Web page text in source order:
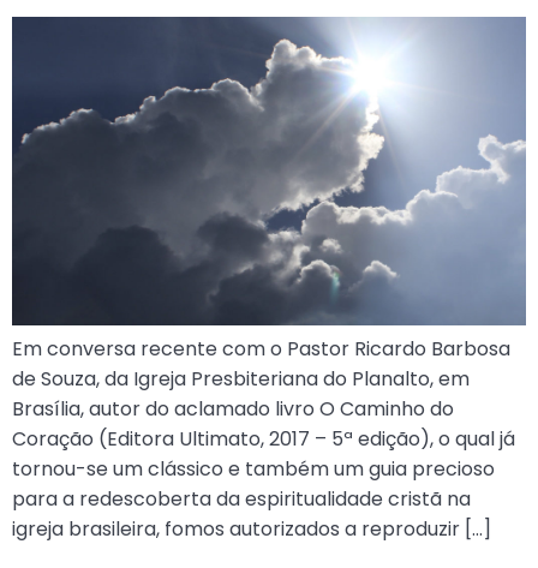
Em conversa recente com o Pastor Ricardo Barbosa
de Souza, da Igreja Presbiteriana do Planalto, em
Brasília, autor do aclamado livro O Caminho do
Coração (Editora Ultimato, 2017 – 5ª edição), o qual já
tornou-se um clássico e também um guia precioso
para a redescoberta da espiritualidade cristã na
igreja brasileira, fomos autorizados a reproduzir […]